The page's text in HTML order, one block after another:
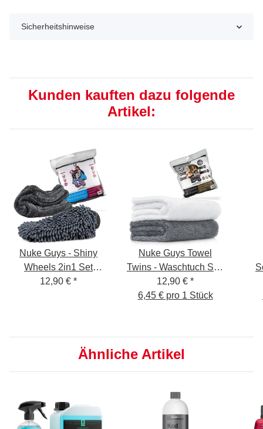
Sicherheitshinweise
Kunden kauften dazu folgende
Artikel:
Nuke Guys - Shiny
Wheels 2in1 Set
Waschen + Trocknen -
Trockentuch - 1400
GSM, 40x40cm -
12,90 € *
Nuke Guys Towel
Twins - Waschtuch Set:
2-Tuch-Waschmethode
- 40x60cm, 550GSM -
12,90 € *
6,45 € pro 1 Stück
Ähnliche Artikel